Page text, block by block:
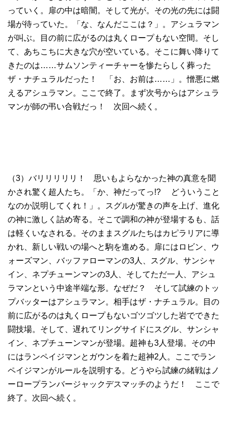
っていく。扉の中は暗闇。そして光が。その光の先には闘
場が待っていた。「な、なんだここは？」。アシュラマン
が叫ぶ。目の前に広がるのは丸くロープもない空間。そし
て、あちこちに大きな穴が空いている。そこに舞い降りて
きたのは……サムソンティーチャーを惨たらしく葬った
ザ・ナチュラルだった！ 「お、お前は……」。憎悪に燃
えるアシュラマン。ここで終了。まず次号からはアシュラ
マンが師の弔い合戦だっ！ 次回へ続く。
（3）バリリリリリ！ 思いもよらなかった神の真意を聞
かされ驚く超人たち。「か、神だってっ!? どういうこと
なのか説明してくれ！」。スグルが驚きの声を上げ、進化
の神に激しく詰め寄る。そこで調和の神が登場するも、話
は軽くいなされる。そのままスグルたちはカピラリアに導
かれ、新しい戦いの場へと駒を進める。扉にはロビン、ウ
ォーズマン、バッファローマンの3人、スグル、サンシャ
イン、ネプチューンマンの3人、そしてただ一人、アシュ
ラマンという中途半端な形。なぜだ？ そして試練のトッ
プバッターはアシュラマン。相手はザ・ナチュラル。目の
前に広がるのは丸くロープもないゴツゴツした岩でできた
闘技場。そして、遅れてリングサイドにスグル、サンシャ
イン、ネプチューンマンが登場。超神も3人登場。その中
にはランペイジマンとガウンを着た超神2人。ここでラン
ペイジマンがルールを説明する。どうやら試練の緒戦はノ
ーロープランバージャックデスマッチのようだ！ ここで
終了。次回へ続く。